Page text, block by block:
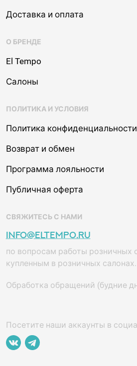
Доставка и оплата
О БРЕНДЕ
El Tempo
Салоны
ПОЛИТИКА И УСЛОВИЯ
Политика конфиденциальности
Возврат и обмен
Программа лояльности
Публичная оферта
СВЯЖИТЕСЬ С НАМИ
info@eltempo.ru
по вопросам работы розничных
купленным в розничных салонах.
Обработка обращений (будние
Посетите наши аккаунты в